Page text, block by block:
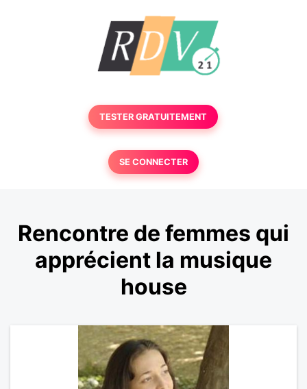
TESTER GRATUITEMENT
SE CONNECTER
Rencontre de femmes qui
apprécient la musique
house